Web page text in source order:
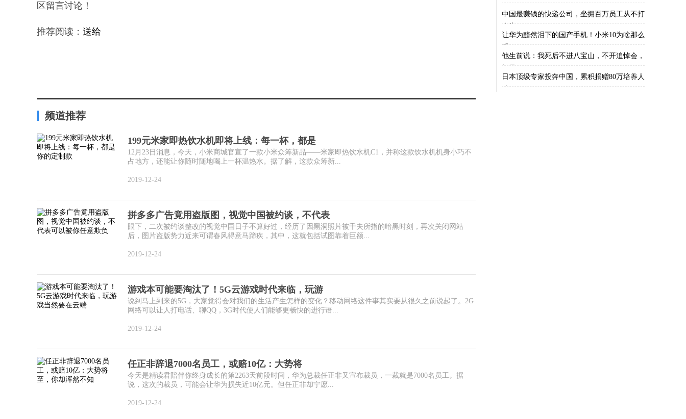
区留言讨论！
推荐阅读： 送给
频道推荐
199元米家即热饮水机即将上线：每一杯，都是
12月23日消息，今天，小米商城官宣了一款小米众筹新品——米家即热饮水机C1，并称这款饮水机机身小巧不
占地方，还能让你随时随地喝上一杯温热水。据了解，这款众筹新...
2019-12-24
拼多多广告竟用盗版图，视觉中国被约谈，不代表
眼下，二次被约谈整改的视觉中国日子不算好过，经历了因黑洞照片被千夫所指的暗黑时刻，再次关闭网站
后，图片盗版势力近来可谓春风得意马蹄疾，其中，这就包括试图靠着巨额...
2019-12-24
游戏本可能要淘汰了！5G云游戏时代来临，玩游
说到马上到来的5G，大家觉得会对我们的生活产生怎样的变化？移动网络这件事其实要从很久之前说起了。2G
网络可以让人打电话、聊QQ，3G时代使人们能够更畅快的进行语...
2019-12-24
任正非辞退7000名员工，或赔10亿：大势将
今天是精读君陪伴你终身成长的第2263天前段时间，华为总裁任正非又宣布裁员，一裁就是7000名员工。据
说，这次的裁员，可能会让华为损失近10亿元。但任正非却宁愿...
2019-12-24
中国最赚钱的快递公司，坐拥百万员工从不打
广告
让华为黯然泪下的国产手机！小米10为啥那么
受
他生前说：我死后不进八宝山，不开追悼会，
把骨
日本顶级专家投奔中国，累积捐赠80万培养人
才